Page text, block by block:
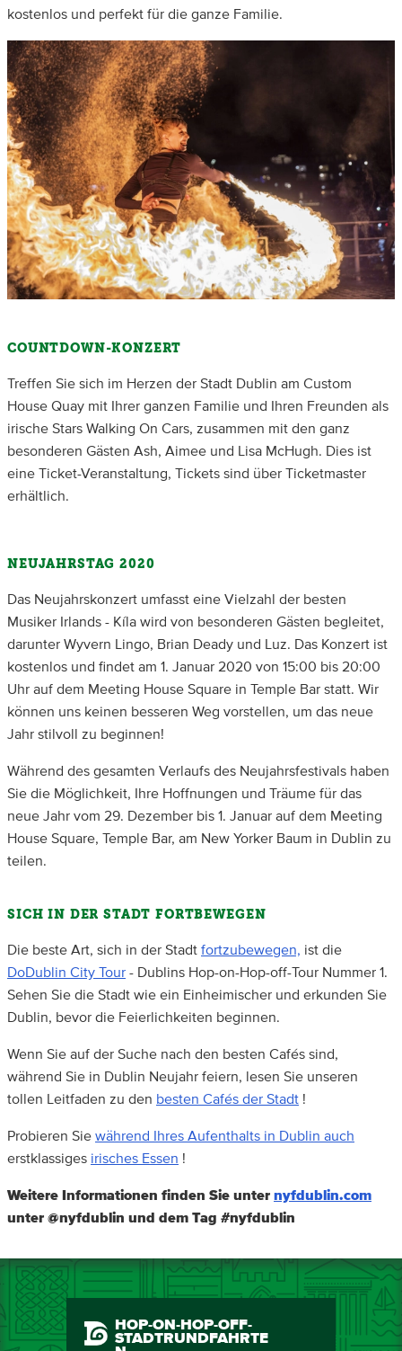
kostenlos und perfekt für die ganze Familie.
COUNTDOWN-KONZERT
Treffen Sie sich im Herzen der Stadt Dublin am Custom
House Quay mit Ihrer ganzen Familie und Ihren Freunden als
irische Stars Walking On Cars, zusammen mit den ganz
besonderen Gästen Ash, Aimee und Lisa McHugh. Dies ist
eine Ticket-Veranstaltung, Tickets sind über Ticketmaster
erhältlich.
NEUJAHRSTAG 2020
Das Neujahrskonzert umfasst eine Vielzahl der besten
Musiker Irlands - Kíla wird von besonderen Gästen begleitet,
darunter Wyvern Lingo, Brian Deady und Luz. Das Konzert ist
kostenlos und findet am 1. Januar 2020 von 15:00 bis 20:00
Uhr auf dem Meeting House Square in Temple Bar statt. Wir
können uns keinen besseren Weg vorstellen, um das neue
Jahr stilvoll zu beginnen!
Während des gesamten Verlaufs des Neujahrsfestivals haben
Sie die Möglichkeit, Ihre Hoffnungen und Träume für das
neue Jahr vom 29. Dezember bis 1. Januar auf dem Meeting
House Square, Temple Bar, am New Yorker Baum in Dublin zu
teilen.
SICH IN DER STADT FORTBEWEGEN
Die beste Art, sich in der Stadt fortzubewegen, ist die
DoDublin City Tour - Dublins Hop-on-Hop-off-Tour Nummer 1.
Sehen Sie die Stadt wie ein Einheimischer und erkunden Sie
Dublin, bevor die Feierlichkeiten beginnen.
Wenn Sie auf der Suche nach den besten Cafés sind,
während Sie in Dublin Neujahr feiern, lesen Sie unseren
tollen Leitfaden zu den besten Cafés der Stadt !
Probieren Sie während Ihres Aufenthalts in Dublin auch
erstklassiges irisches Essen !
Weitere Informationen finden Sie unter nyfdublin.com
unter @nyfdublin und dem Tag #nyfdublin
HOP-ON-HOP-OFF-
STADTRUNDFAHRTE